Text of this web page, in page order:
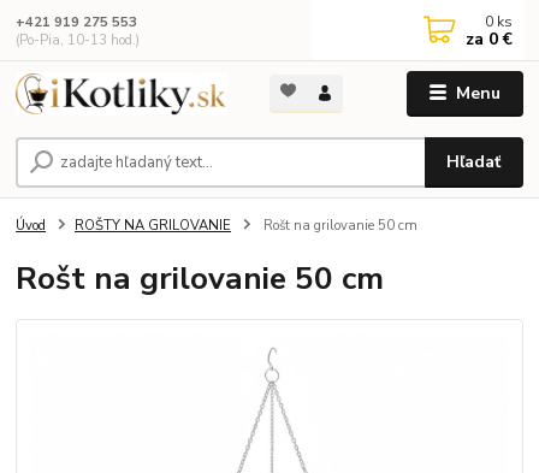
Menu
Hľadať
+421 919 275 553
(Po-Pia, 10-13 hod.)
0 ks
za 0 €
Úvod ROŠTY NA GRILOVANIE Rošt na grilovanie 50 cm
Rošt na grilovanie 50 cm